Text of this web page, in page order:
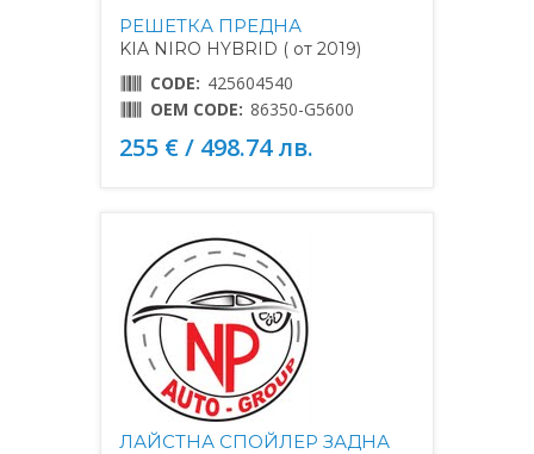
РЕШЕТКА ПРЕДНА
KIA NIRO HYBRID ( от 2019)
CODE: 425604540
OEM CODE: 86350-G5600
255 € / 498.74 лв.
ЛАЙСТНА СПОЙЛЕР ЗАДНА